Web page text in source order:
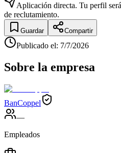
Aplicación directa. Tu perfil
de reclutamiento.
Guardar Compartir
Publicado el: 7/7/2026
Sobre la empresa
BanCoppel
—
Empleados